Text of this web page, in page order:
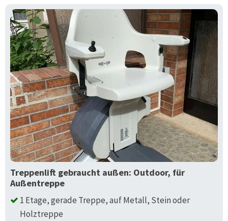
Treppenlift gebraucht außen: Outdoor, für
Außentreppe
1 Etage, gerade Treppe, auf Metall, Stein oder
Holztreppe